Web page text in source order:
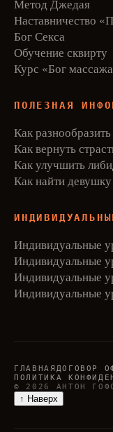
Метод Джедая
Наставничество
Бог Секса
Обучение сквирту
Курс «Бог
ПОЛЕЗНАЯ
Как
Как вернуть
Как улучшить
Как найти девушку
Индивидуальные
Индивидуальные
Индивидуальные
Индивидуальные
ГЛАВНАЯ ДОГОВОР
ПОЛИТИКА
© 2026 АНТОН ГОФС
↑ Наверх